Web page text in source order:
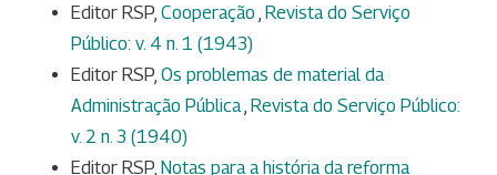
Editor RSP, Cooperação , Revista do Serviço
Público: v. 4 n. 1 (1943)
Editor RSP, Os problemas de material da
Administração Pública, Revista do Serviço Público:
v. 2 n. 3 (1940)
Editor RSP, Notas para a história da reforma